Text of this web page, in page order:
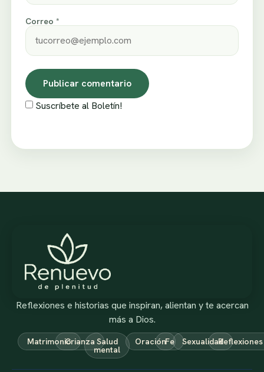
Correo *
Suscríbete al Boletín!
Reflexiones e historias que inspiran, alientan y te acercan
más a Dios.
MatrimonioCrianza Salud
mental
OraciónFe SexualidadReflexiones